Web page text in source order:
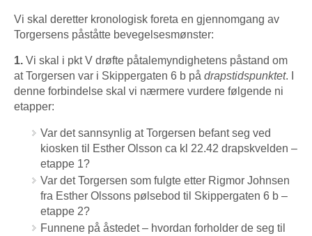
Vi skal deretter kronologisk foreta en gjennomgang av
Torgersens påståtte bevegelsesmønster:
1. Vi skal i pkt V drøfte påtalemyndighetens påstand om
at Torgersen var i Skippergaten 6 b på drapstidspunktet. I
denne forbindelse skal vi nærmere vurdere følgende ni
etapper:
Var det sannsynlig at Torgersen befant seg ved
kiosken til Esther Olsson ca kl 22.42 drapskvelden –
etappe 1?
Var det Torgersen som fulgte etter Rigmor Johnsen
fra Esther Olssons pølsebod til Skippergaten 6 b –
etappe 2?
Funnene på åstedet – hvordan forholder de seg til